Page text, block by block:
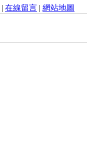
| 在線留言 | 網站地圖